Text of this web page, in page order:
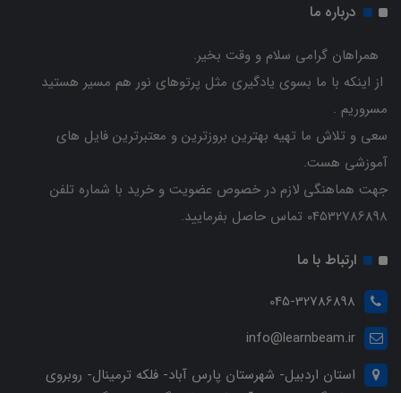
درباره ما
همراهان گرامی سلام و وقت بخیر.
از اینکه با ما بسوی یادگیری مثل پرتوهای نور هم مسیر هستید
مسروریم .
سعی و تلاش ما تهیه بهترین بروزترین و معتبرترین فایل های
آموزشی هست.
جهت هماهنگی لازم در خصوص عضویت و خرید با شماره تلفن
04532786898 تماس حاصل بفرمایید.
ارتباط با ما
045-32786898
info@learnbeam.ir
استان اردبیل- شهرستان پارس آباد- فلکه ترمینال- روبروی